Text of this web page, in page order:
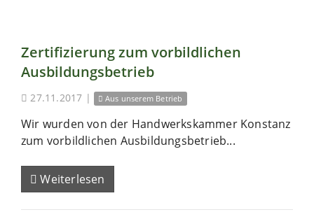
Zertifizierung zum vorbildlichen
Ausbildungsbetrieb
27.11.2017 | Aus unserem Betrieb
Wir wurden von der Handwerkskammer Konstanz
zum vorbildlichen Ausbildungsbetrieb...
Weiterlesen